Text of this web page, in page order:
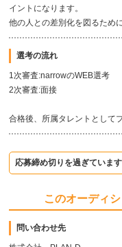
イントになります。
他の人との差別化を図るため
選考の流れ
1次審査:narrowのWEB選考
2次審査:面接
合格後、所属タレントとして
応募締め切りを過ぎています
このオーディ
問い合わせ先